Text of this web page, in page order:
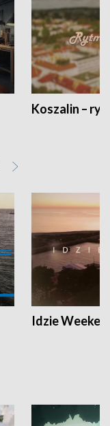
Koszalin –
Idzie